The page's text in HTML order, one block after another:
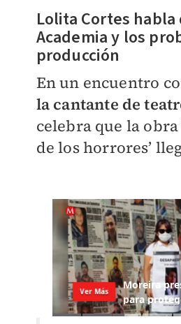
Lolita Cortes habla
Academia y los
producción
En un encuentro
la cantante de
celebra que la
de los horrores’